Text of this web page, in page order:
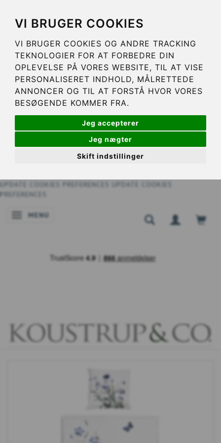
VI BRUGER COOKIES
VI BRUGER COOKIES OG ANDRE TRACKING
TEKNOLOGIER FOR AT FORBEDRE DIN
OPLEVELSE PÅ VORES WEBSITE, TIL AT VISE
PERSONALISERET INDHOLD, MÅLRETTEDE
ANNONCER OG TIL AT FORSTÅ HVOR VORES
BESØGENDE KOMMER FRA.
Jeg accepterer
Jeg nægter
Skift indstillinger
UPDATE COOKIES PREFERENCES
UPDATE COOKIES
PREFERENCES
SKIFTE NAVIGATION
MENU